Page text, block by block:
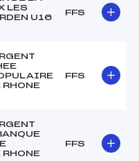
LES
U16
FFS
RHONE
FFS
RHONE
FFS